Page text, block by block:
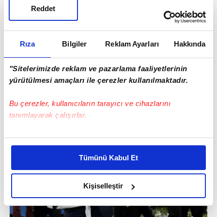
Rıza Bilgiler Reklam Ayarları Hakkında
"Sitelerimizde reklam ve pazarlama faaliyetlerinin
yürütülmesi amaçları ile çerezler kullanılmaktadır.
Bu çerezler, kullanıcıların tarayıcı ve cihazlarını
tanımlayarak çalışırlar.
Bu çerezlere izin vermeniz halinde sizlere özel
daha iyi reklam deneyimi yaşatabiliriz. Bunu yaparken
amacımızın size daha iyi bir reklam deneyimi sunmak
olduğunu ve sizlere en iyi içerikleri sunabilmek adına
elimizden gelen çabayı gösterdiğimizi ve bu noktada,
reklamların maliyetlerimizi karşılamak noktasında tek gelir
Tümünü Kabul Et
Kişiselleştir
Reddet